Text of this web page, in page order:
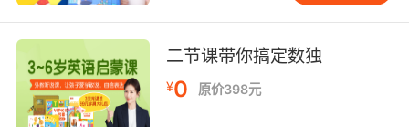
收到陷入苦恼的动物们的来信，比如为身上的斑
点苦恼的瓢虫、为身体的变化困惑的蝌蚪、为体
重发愁的梁龙和渴望飞行的犹他盗龙。在信中，
动物们会提出五花八门的问题，比如“怎样做才能
二节课带你搞定数独
¥0 原价398元